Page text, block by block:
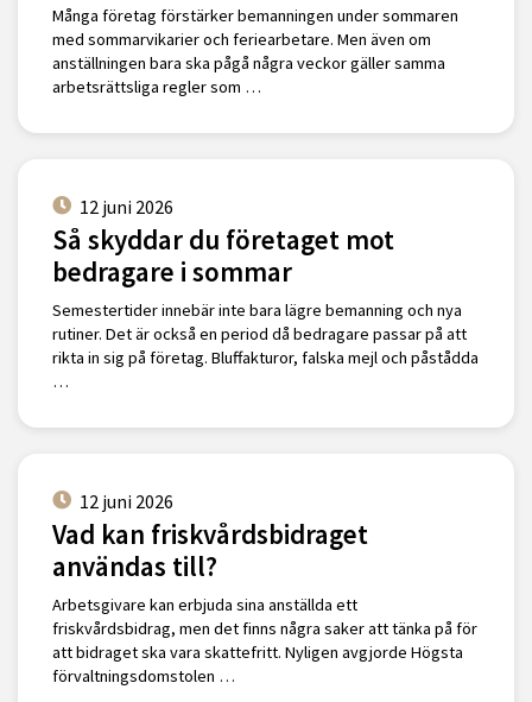
Många företag förstärker bemanningen under sommaren
med sommarvikarier och feriearbetare. Men även om
anställningen bara ska pågå några veckor gäller samma
arbetsrättsliga regler som …
12 juni 2026
Så skyddar du företaget mot
bedragare i sommar
Semestertider innebär inte bara lägre bemanning och nya
rutiner. Det är också en period då bedragare passar på att
rikta in sig på företag. Bluffakturor, falska mejl och påstådda
…
12 juni 2026
Vad kan friskvårdsbidraget
användas till?
Arbetsgivare kan erbjuda sina anställda ett
friskvårdsbidrag, men det finns några saker att tänka på för
att bidraget ska vara skattefritt. Nyligen avgjorde Högsta
förvaltningsdomstolen …